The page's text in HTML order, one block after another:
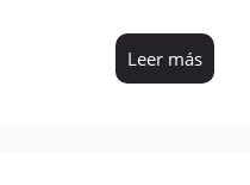
Leer más